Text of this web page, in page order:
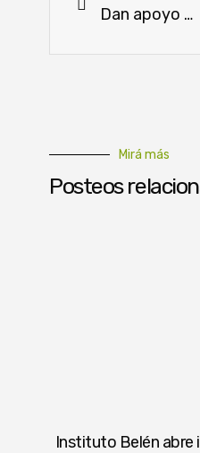
Dan apoyo a labriegos de Alto Paraná para la preparación de suelo y siembra
Mirá más
Posteos
Instituto Belén abre